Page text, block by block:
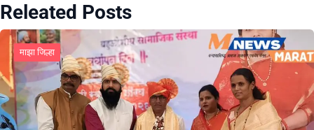
Releated Posts
माझा जिल्हा